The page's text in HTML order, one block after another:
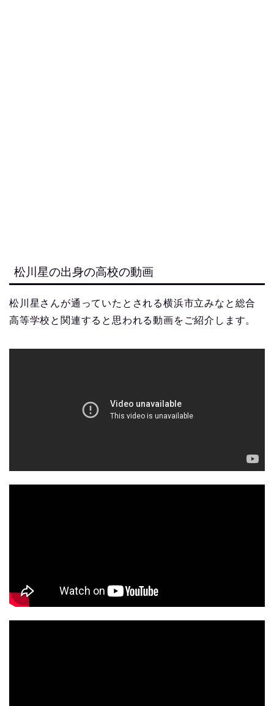
松川星の出身の高校の動画
松川星さんが通っていたとされる横浜市立みなと総合
高等学校と関連すると思われる動画をご紹介します。